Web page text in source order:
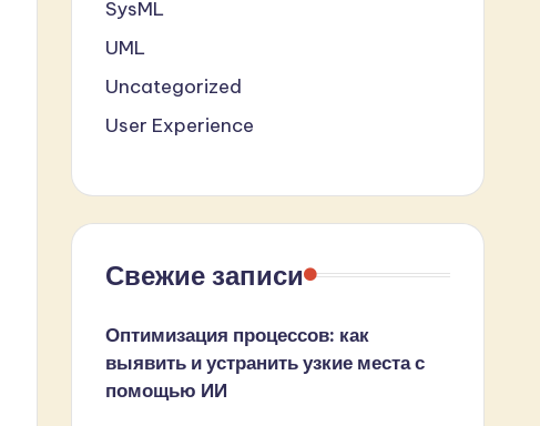
SysML
UML
Uncategorized
User Experience
Свежие записи
Оптимизация процессов: как
выявить и устранить узкие места с
помощью ИИ